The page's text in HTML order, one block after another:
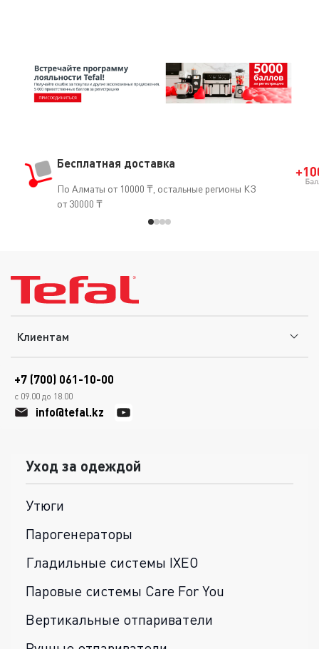
Бесплатная доставка
По Алматы от 10000 ₸, остальные регионы КЗ
от 30000 ₸
Клиентам
+7 (700) 061-10-00
с 09.00 до 18.00
info@tefal.kz
Уход за одеждой
Утюги
Парогенераторы
Гладильные системы IXEO
Паровые системы Care For You
Вертикальные отпариватели